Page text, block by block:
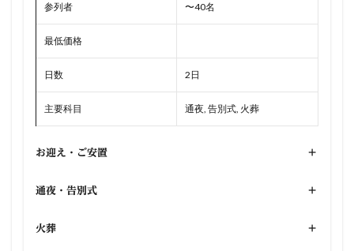
参列者 〜40名
最低価格
日数 2日
主要科目 通夜, 告別式, 火葬
お迎え・ご安置 +
通夜・告別式 +
火葬 +